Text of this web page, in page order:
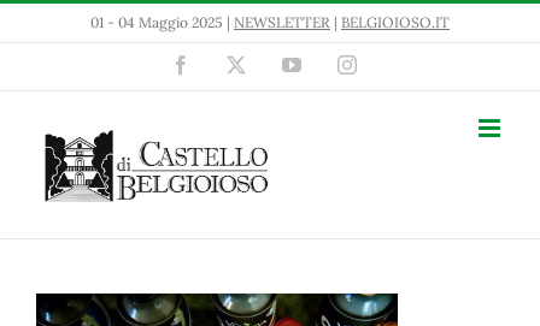
Salta
01 - 04 Maggio 2025 | NEWSLETTER | BELGIOIOSO.IT
Facebook YouTubeInstagram